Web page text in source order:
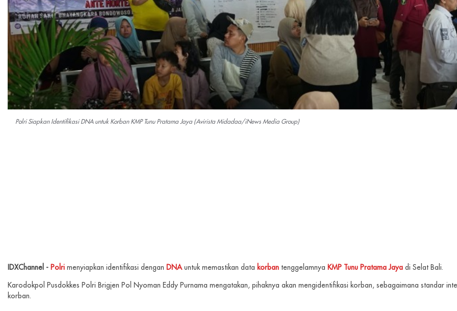
Polri Siapkan Identifikasi DNA untuk Korban KMP Tunu Pratama Jaya (Avirista Midadaa/iNews Media Group)
IDXChannel - Polri menyiapkan identifikasi dengan DNAuntuk memastikan data korban tenggelamnya KMP Tunu Pratama Jaya di Selat Bali.
Karodokpol Pusdokkes Polri Brigjen Pol Nyoman Eddy Purnama mengatakan, pihaknya akan mengidentifikasi korban, sebagaimana standar
korban.